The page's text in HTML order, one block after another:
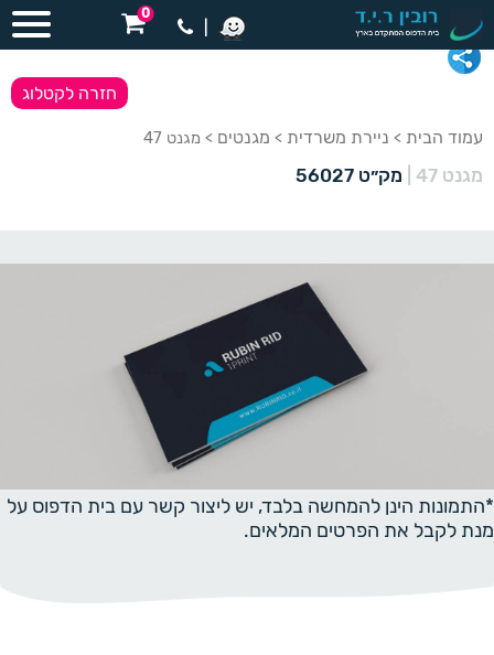
0
עמוד הבית > ניירת משרדית > מגנטים > מגנט 47
מגנט 47 מק״ט 56027
חזרה לקטלוג
*התמונות הינן להמחשה בלבד, יש ליצור קשר עם בית הדפוס על
מנת לקבל את הפרטים המלאים.